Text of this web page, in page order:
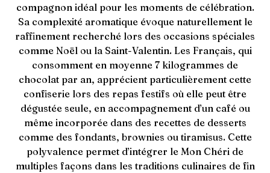
compagnon idéal pour les moments de célébration.
Sa complexité aromatique évoque naturellement le
raffinement recherché lors des occasions spéciales
comme Noël ou la Saint-Valentin. Les Français, qui
consomment en moyenne 7 kilogrammes de
chocolat par an, apprécient particulièrement cette
confiserie lors des repas festifs où elle peut être
dégustée seule, en accompagnement d’un café ou
même incorporée dans des recettes de desserts
comme des fondants, brownies ou tiramisus. Cette
polyvalence permet d’intégrer le Mon Chéri de
multiples façons dans les traditions culinaires de fin